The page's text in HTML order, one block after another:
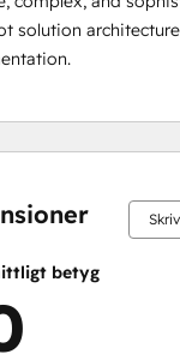
Consulting
Operations
Training:
Integration
Hub Software
Marketing
solution
betyg